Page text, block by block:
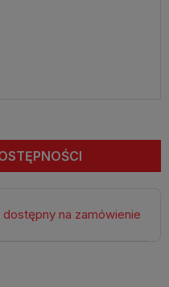
dostępny na zamówienie